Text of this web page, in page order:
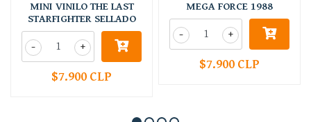
MINI VINILO THE LAST
STARFIGHTER SELLADO
+
-
$7.900 CLP
MEGA FORCE 1988
+
-
$7.900 CLP